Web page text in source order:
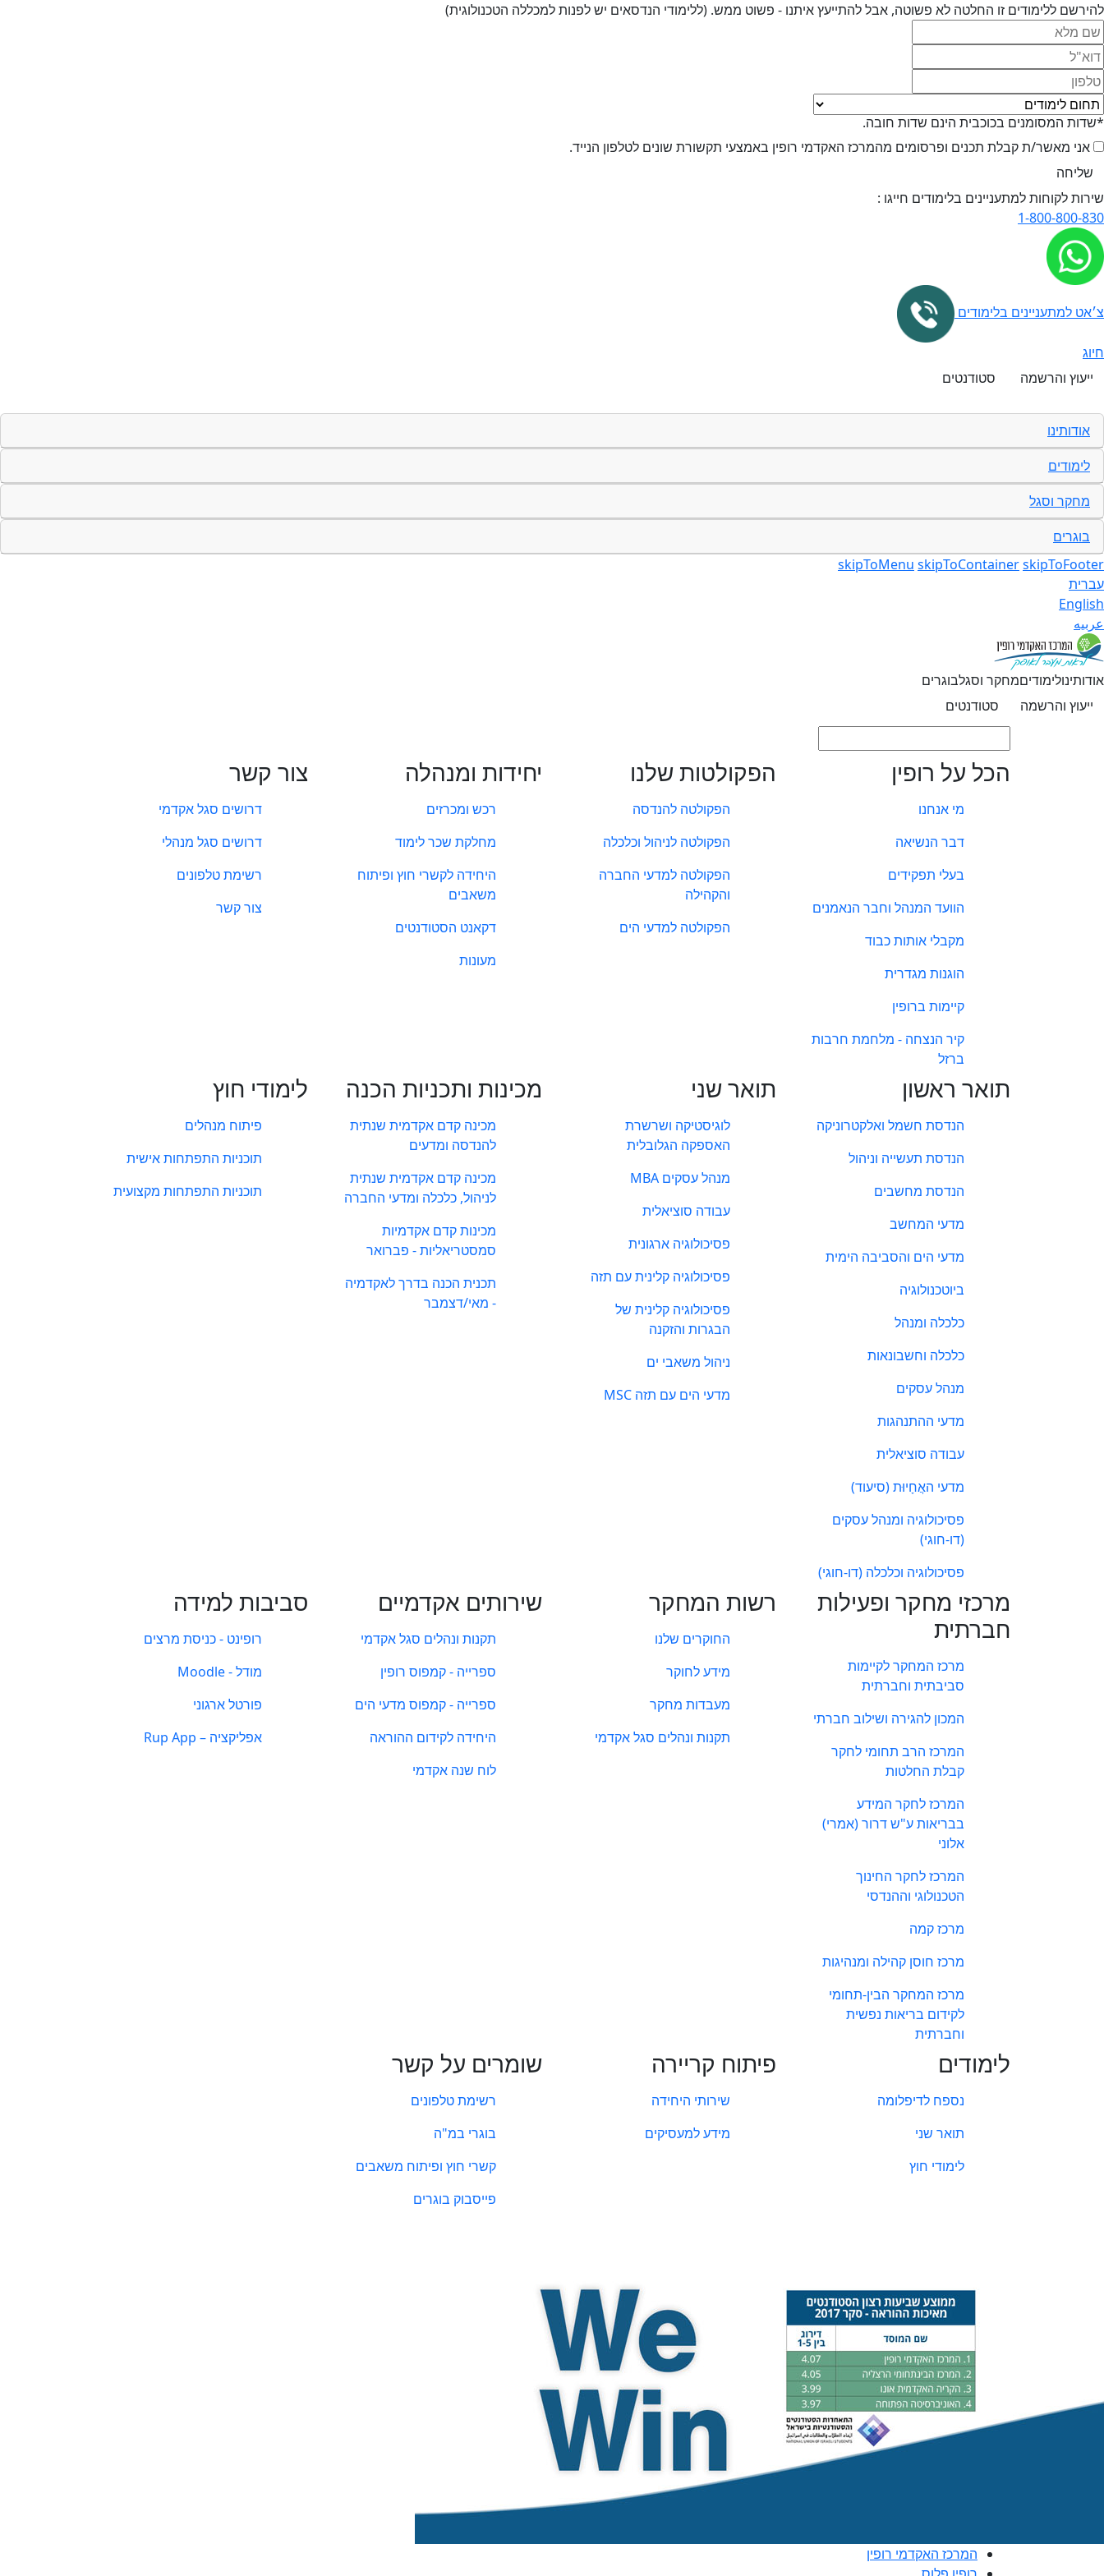
להירשם ללימודים זו החלטה לא פשוטה, אבל להתייעץ איתנו - פשוט ממש. (ללימודי הנדסאים יש לפנות למכללה הטכנולוגית)
*שדות המסומנים בכוכבית הינם שדות חובה.
אני מאשר/ת קבלת תכנים ופרסומים מהמרכז האקדמי רופין באמצעי תקשורת שונים לטלפון הנייד.
שירות לקוחות למתעניינים בלימודים חייגו :
1-800-800-830
צ׳אט למתעניינים בלימודים
חיוג
ייעוץ והרשמה
סטודנטים
אודותינו
לימודים
מחקר וסגל
בוגרים
skipToMenu skipToContainerskipToFooter
עברית
English
عربيه
אודותינולימודיםמחקר וסגלבוגרים
ייעוץ והרשמה
סטודנטים
הכל על רופין
מי אנחנו
דבר הנשיאה
בעלי תפקידים
הוועד המנהל וחבר הנאמנים
מקבלי אותות כבוד
הוגנות מגדרית
קיימות ברופין
קיר הנצחה - מלחמת חרבות
ברזל
הפקולטות שלנו
הפקולטה להנדסה
הפקולטה לניהול וכלכלה
הפקולטה למדעי החברה
והקהילה
הפקולטה למדעי הים
יחידות ומנהלה
רכש ומכרזים
מחלקת שכר לימוד
היחידה לקשרי חוץ ופיתוח
משאבים
דקאנט הסטודנטים
מעונות
צור קשר
דרושים סגל אקדמי
דרושים סגל מנהלי
רשימת טלפונים
צור קשר
תואר ראשון
הנדסת חשמל ואלקטרוניקה
הנדסת תעשייה וניהול
הנדסת מחשבים
מדעי המחשב
מדעי הים והסביבה הימית
ביוטכנולוגיה
כלכלה ומנהל
כלכלה וחשבונאות
מנהל עסקים
מדעי ההתנהגות
עבודה סוציאלית
מדעי האֲחָיוּת (סיעוד)
פסיכולוגיה ומנהל עסקים
(דו-חוגי)
פסיכולוגיה וכלכלה (דו-חוגי)
תואר שני
לוגיסטיקה ושרשרת
האספקה הגלובלית
מנהל עסקים MBA
עבודה סוציאלית
פסיכולוגיה ארגונית
פסיכולוגיה קלינית עם תזה
פסיכולוגיה קלינית של
הבגרות והזקנה
ניהול משאבי ים
מדעי הים עם תזה MSC
מכינות ותכניות הכנה
מכינה קדם אקדמית שנתית
להנדסה ומדעים
מכינה קדם אקדמית שנתית
לניהול, כלכלה ומדעי החברה
מכינות קדם אקדמיות
סמסטריאליות - פברואר
תכנית הכנה בדרך לאקדמיה
- מאי/דצמבר
לימודי חוץ
פיתוח מנהלים
תוכניות התפתחות אישית
תוכניות התפתחות מקצועית
מרכזי מחקר ופעילות
חברתית
מרכז המחקר לקיימות
סביבתית וחברתית
המכון להגירה ושילוב חברתי
המרכז הרב תחומי לחקר
קבלת החלטות
המרכז לחקר המידע
בבריאות ע"ש דרור (אמרי)
אלוני
המרכז לחקר החינוך
הטכנולוגי וההנדסי
מרכז קמה
מרכז חוסן קהילה ומנהיגות
מרכז המחקר הבין-תחומי
לקידום בריאות נפשית
וחברתית
רשות המחקר
החוקרים שלנו
מידע לחוקר
מעבדות מחקר
תקנות ונהלים סגל אקדמי
שירותים אקדמיים
תקנות ונהלים סגל אקדמי
ספרייה - קמפוס רופין
ספרייה - קמפוס מדעי הים
היחידה לקידום ההוראה
לוח שנה אקדמי
סביבות למידה
רופינט - כניסת מרצים
מודל - Moodle
פורטל ארגוני
אפליקציה – Rup App
לימודים
נספח לדיפלומה
תואר שני
לימודי חוץ
פיתוח קריירה
שירותי היחידה
מידע למעסיקים
שומרים על קשר
רשימת טלפונים
בוגרי במ"ה
קשרי חוץ ופיתוח משאבים
פייסבוק בוגרים
המרכז האקדמי רופין